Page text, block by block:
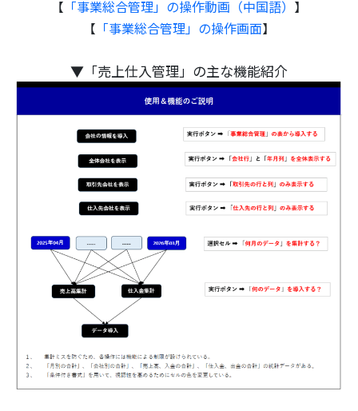
【 「事業総合管理」の操作動画（中国語） 】
【 「事業総合管理」の操作画面】
▼「売上仕入管理」の主な機能紹介